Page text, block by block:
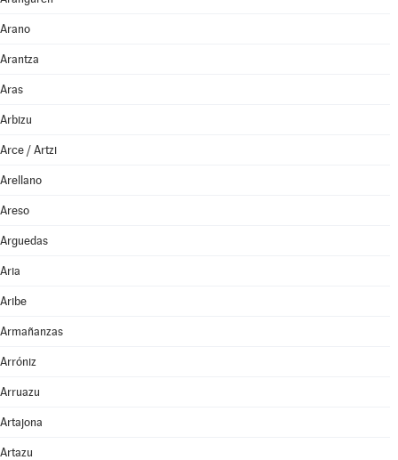
Arano
Arantza
Aras
Arbizu
Arce / Artzi
Arellano
Areso
Arguedas
Aria
Aribe
Armañanzas
Arróniz
Arruazu
Artajona
Artazu